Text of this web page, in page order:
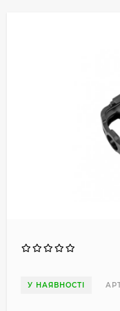
У НАЯВНОСТІ